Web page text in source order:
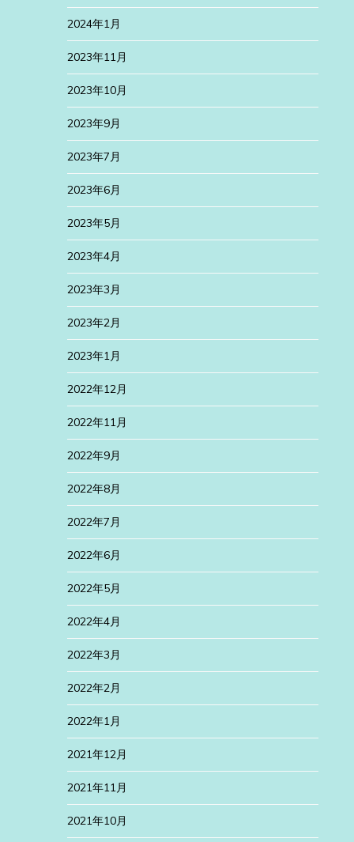
2024年1月
2023年11月
2023年10月
2023年9月
2023年7月
2023年6月
2023年5月
2023年4月
2023年3月
2023年2月
2023年1月
2022年12月
2022年11月
2022年9月
2022年8月
2022年7月
2022年6月
2022年5月
2022年4月
2022年3月
2022年2月
2022年1月
2021年12月
2021年11月
2021年10月